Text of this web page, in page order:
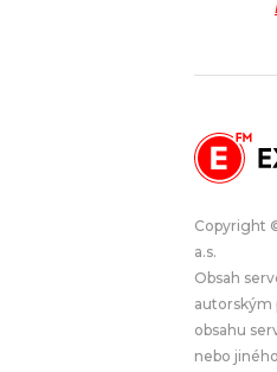
JAK
APLIKACE
Copyright
a.s.
Obsah
autorským
obsahu
nebo